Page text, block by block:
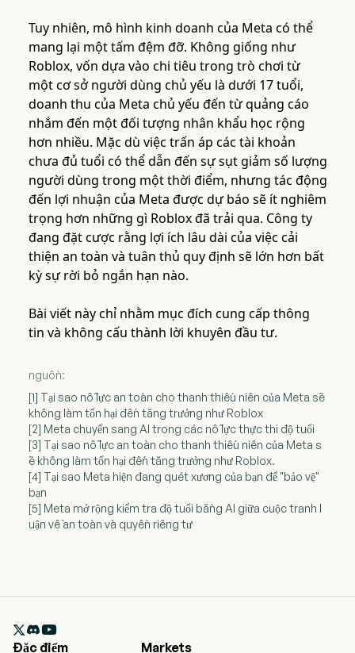
Tuy nhiên, mô hình kinh doanh của Meta có thể
mang lại một tấm đệm đỡ. Không giống như
Roblox, vốn dựa vào chi tiêu trong trò chơi từ
một cơ sở người dùng chủ yếu là dưới 17 tuổi,
doanh thu của Meta chủ yếu đến từ quảng cáo
nhắm đến một đối tượng nhân khẩu học rộng
hơn nhiều. Mặc dù việc trấn áp các tài khoản
chưa đủ tuổi có thể dẫn đến sự sụt giảm số lượng
người dùng trong một thời điểm, nhưng tác động
đến lợi nhuận của Meta được dự báo sẽ ít nghiêm
trọng hơn những gì Roblox đã trải qua. Công ty
đang đặt cược rằng lợi ích lâu dài của việc cải
thiện an toàn và tuân thủ quy định sẽ lớn hơn bất
kỳ sự rời bỏ ngắn hạn nào.
Bài viết này chỉ nhằm mục đích cung cấp thông
tin và không cấu thành lời khuyên đầu tư.
nguồn:
[1] Tại sao nỗ lực an toàn cho thanh thiếu niên của Meta sẽ
không làm tổn hại đến tăng trưởng như Roblox
[2] Meta chuyển sang AI trong các nỗ lực thực thi độ tuổi
[3] Tại sao nỗ lực an toàn cho thanh thiếu niên của Meta s
ẽ không làm tổn hại đến tăng trưởng như Roblox.
[4] Tại sao Meta hiện đang quét xương của bạn để "bảo vệ"
bạn
[5] Meta mở rộng kiểm tra độ tuổi bằng AI giữa cuộc tranh l
uận về an toàn và quyền riêng tư

Đặc điểm
Markets